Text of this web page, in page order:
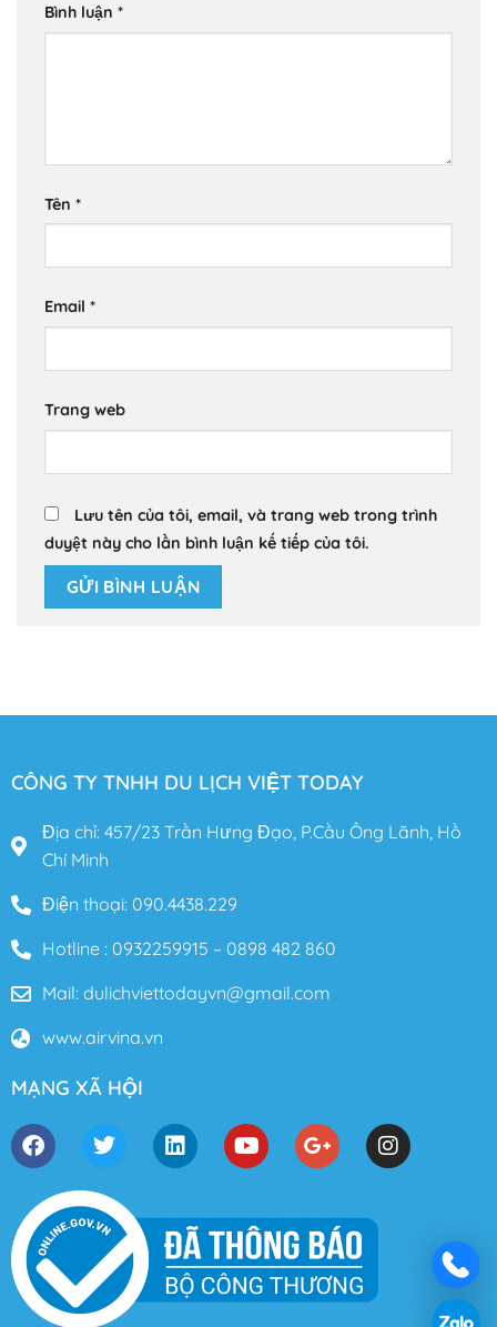
Bình luận *
Tên *
Email *
Trang web
Lưu tên của tôi, email, và trang web trong trình
duyệt này cho lần bình luận kế tiếp của tôi.
CÔNG TY TNHH DU LỊCH VIỆT TODAY
Địa chỉ: 457/23 Trần Hưng Đạo, P.Cầu Ông Lãnh, Hồ
Chí Minh
Điện thoại: 090.4438.229
Hotline : 0932259915 – 0898 482 860
Mail: dulichviettodayvn@gmail.com
www.airvina.vn
MẠNG XÃ HỘI